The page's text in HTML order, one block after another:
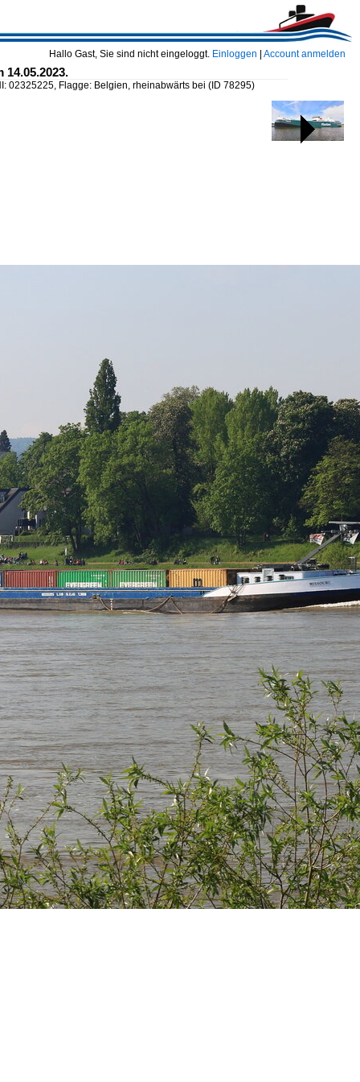
Hallo Gast, Sie sind nicht eingeloggt. Einloggen Account anmelden
02325225, Flagge: Belgien, rheinabwärts bei (ID 78295)